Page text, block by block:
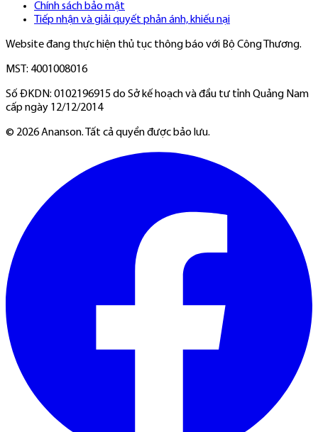
Chính sách bảo mật
Tiếp nhận và giải quyết phản ánh, khiếu nại
Website đang thực hiện thủ tục thông báo với Bộ Công Thương.
MST: 4001008016
Số ĐKDN: 0102196915 do Sở kế hoạch và đầu tư tỉnh Quảng Nam
cấp ngày 12/12/2014
© 2026Ananson. Tất cả quyền được bảo lưu.